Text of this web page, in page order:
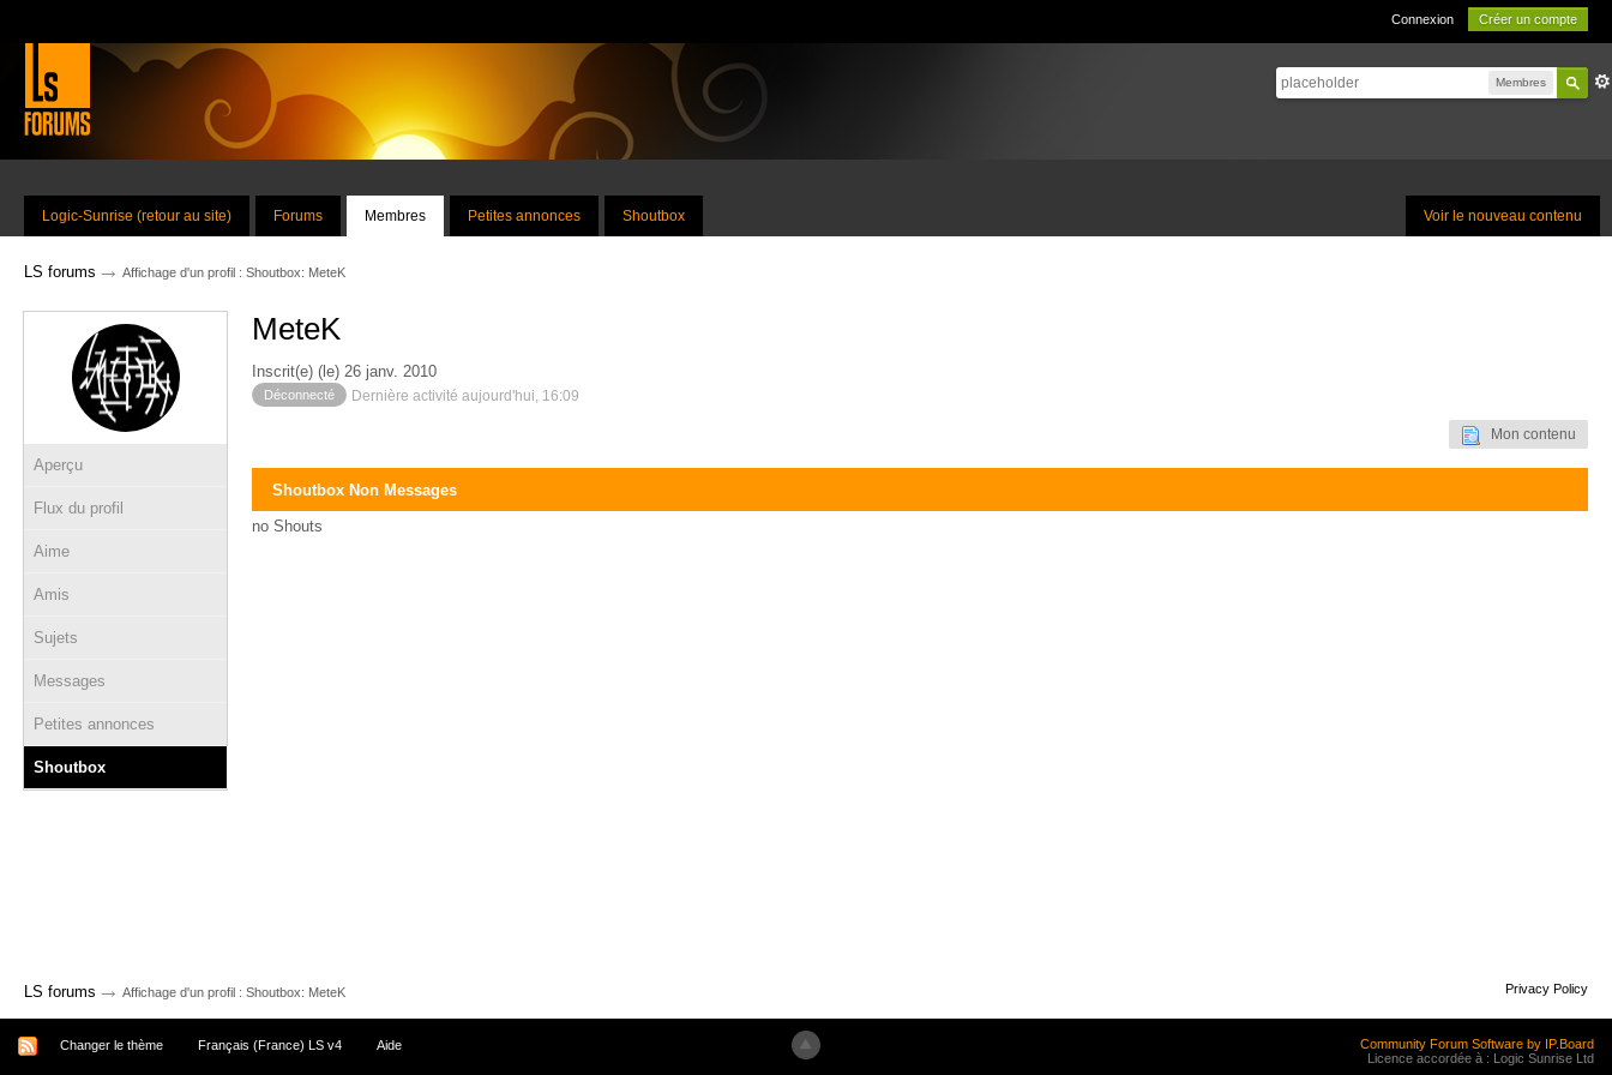
Connexion Créer un compte
Membres
Voir le nouveau contenu
Logic-Sunrise (retour au site) Forums Membres Petites annonces Shoutbox
LS forums → Affichage d'un profil : Shoutbox: MeteK
Aperçu
Flux du profil
Aime
Amis
Sujets
Messages
Petites annonces
Shoutbox
MeteK
Inscrit(e) (le) 26 janv. 2010
Déconnecté Dernière activité aujourd'hui, 16:09
Mon contenu
Shoutbox Non Messages
no Shouts
LS forums → Affichage d'un profil : Shoutbox: MeteK Privacy Policy
Changer le thème Français (France) LS v4 Aide
Community Forum Software by IP.Board
Licence accordée à : Logic Sunrise Ltd